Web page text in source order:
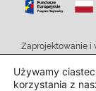
Zaprojektowanie i
Używamy
korzystania z